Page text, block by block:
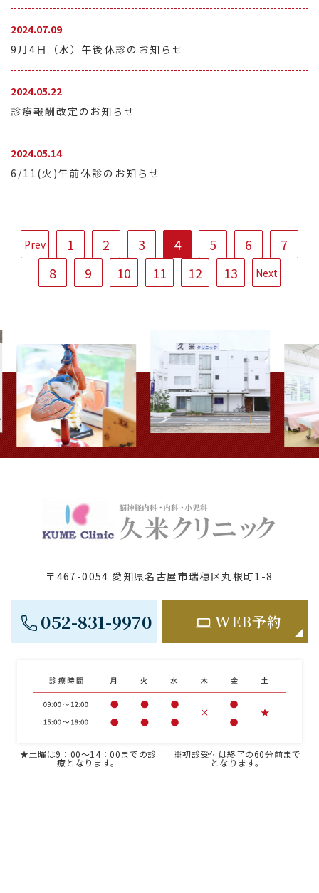
2024.07.09
9月4日（水）午後休診のお知らせ
2024.05.22
診療報酬改定のお知らせ
2024.05.14
6/11(火)午前休診のお知らせ
Prev 1 2 3 4 5 6
7
8
9 10 11 12 13 Next
〒467-0054 愛知県名古屋市瑞穂区丸根町1-8
052-831-9970 WEB予約
★土曜は9：00～14：00までの診
療となります。
※初診受付は終了の60分前まで
となります。